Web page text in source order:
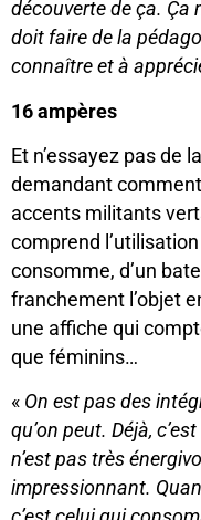
découverte de ça. Ça
doit faire de la
connaître et à
16 ampères
Et n’essayez pas de
demandant
accents militants
comprend
consomme, d’un
franchement l’objet
une affiche qui
que féminins…
« On est pas des
qu’on peut. Déjà,
n’est pas très
impressionnant.